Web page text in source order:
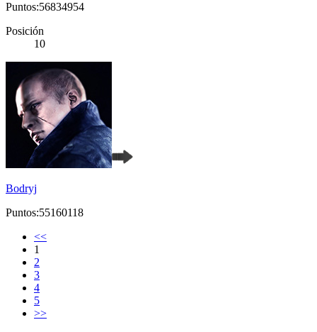
Puntos:56834954
Posición
10
Bodryj
Puntos:55160118
<<
1
2
3
4
5
>>